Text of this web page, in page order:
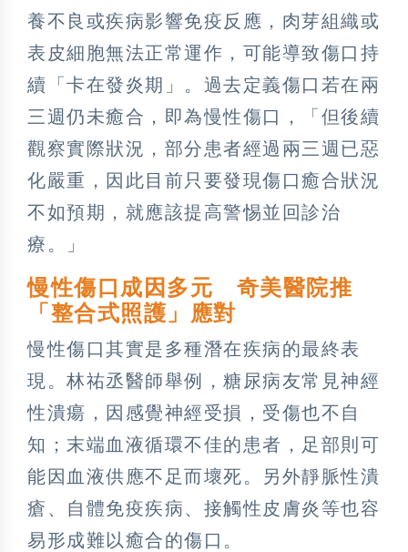
養不良或疾病影響免疫反應，肉芽組織或
表皮細胞無法正常運作，可能導致傷口持
續「卡在發炎期」。過去定義傷口若在兩
三週仍未癒合，即為慢性傷口，「但後續
觀察實際狀況，部分患者經過兩三週已惡
化嚴重，因此目前只要發現傷口癒合狀況
不如預期，就應該提高警惕並回診治
療。」
慢性傷口成因多元 奇美醫院推
「整合式照護」應對
慢性傷口其實是多種潛在疾病的最終表
現。林祐丞醫師舉例，糖尿病友常見神經
性潰瘍，因感覺神經受損，受傷也不自
知；末端血液循環不佳的患者，足部則可
能因血液供應不足而壞死。另外靜脈性潰
瘡、自體免疫疾病、接觸性皮膚炎等也容
易形成難以癒合的傷口。